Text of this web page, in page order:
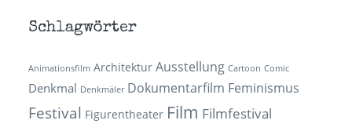
Schlagwörter
Animationsfilm Architektur Ausstellung Cartoon Comic
Denkmal Denkmäler Dokumentarfilm Feminismus
Festival Figurentheater Film Filmfestival